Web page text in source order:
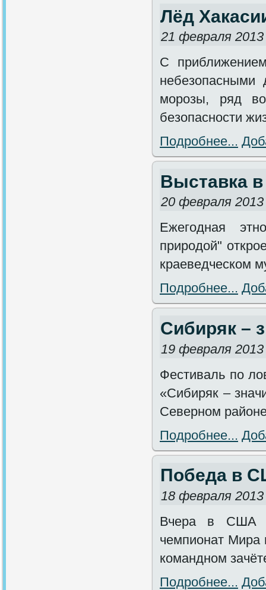
Лёд
21 февраля 2013
С
морозы, ряд
безопасности
Подробнее...
Выставка в
20 февраля 2013
Ежегодная
природой"
краеведческом
Подробнее...
Сибиряк –
19 февраля 2013
Фестиваль по
«Сибиряк –
Северном
Подробнее...
Победа в
18 февраля 2013
Вчера в США в
чемпионат Мира
командном
Подробнее...